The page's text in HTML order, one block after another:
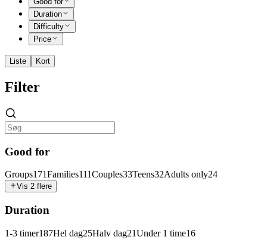
Duration
Difficulty
Price
Liste Kort
Filter
Good for
Groups171Families111Couples33Teens32Adults only24
Vis 2 flere
Duration
1-3 timer187Hel dag25Halv dag21Under 1 time16